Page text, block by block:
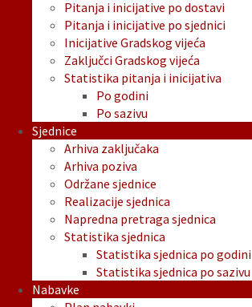
Pitanja i inicijative po dostavi
Pitanja i inicijative po sjednici
Inicijative Gradskog vijeća
Zaključci Gradskog vijeća
Statistika pitanja i inicijativa
Po godini
Po sazivu
Sjednice
Arhiva zaključaka
Arhiva poziva
Održane sjednice
Realizacije sjednica
Napredna pretraga sjednica
Statistika sjednica
Statistika sjednica po godini
Statistika sjednica po sazivu
Nabavke